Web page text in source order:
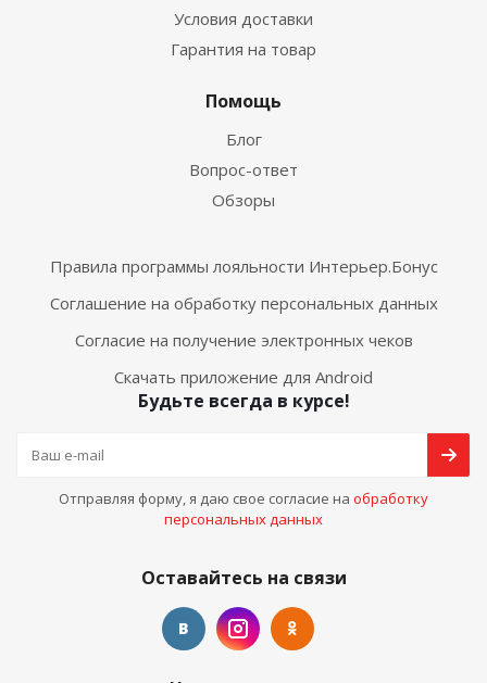
Условия доставки
Гарантия на товар
Помощь
Блог
Вопрос-ответ
Обзоры
Правила программы лояльности Интерьер.Бонус
Соглашение на обработку персональных данных
Согласие на получение электронных чеков
Скачать приложение для Android
Будьте всегда в курсе!
Отправляя форму, я даю свое согласие на обработку
персональных данных
Оставайтесь на связи